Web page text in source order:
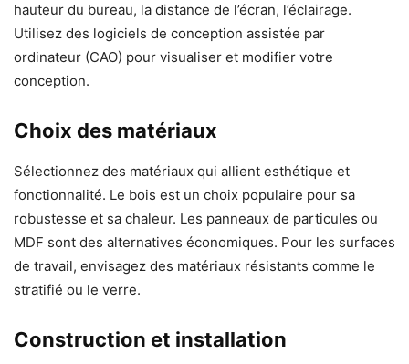
hauteur du bureau, la distance de l’écran, l’éclairage.
Utilisez des logiciels de conception assistée par
ordinateur (CAO) pour visualiser et modifier votre
conception.
Choix des matériaux
Sélectionnez des matériaux qui allient esthétique et
fonctionnalité. Le bois est un choix populaire pour sa
robustesse et sa chaleur. Les panneaux de particules ou
MDF sont des alternatives économiques. Pour les surfaces
de travail, envisagez des matériaux résistants comme le
stratifié ou le verre.
Construction et installation